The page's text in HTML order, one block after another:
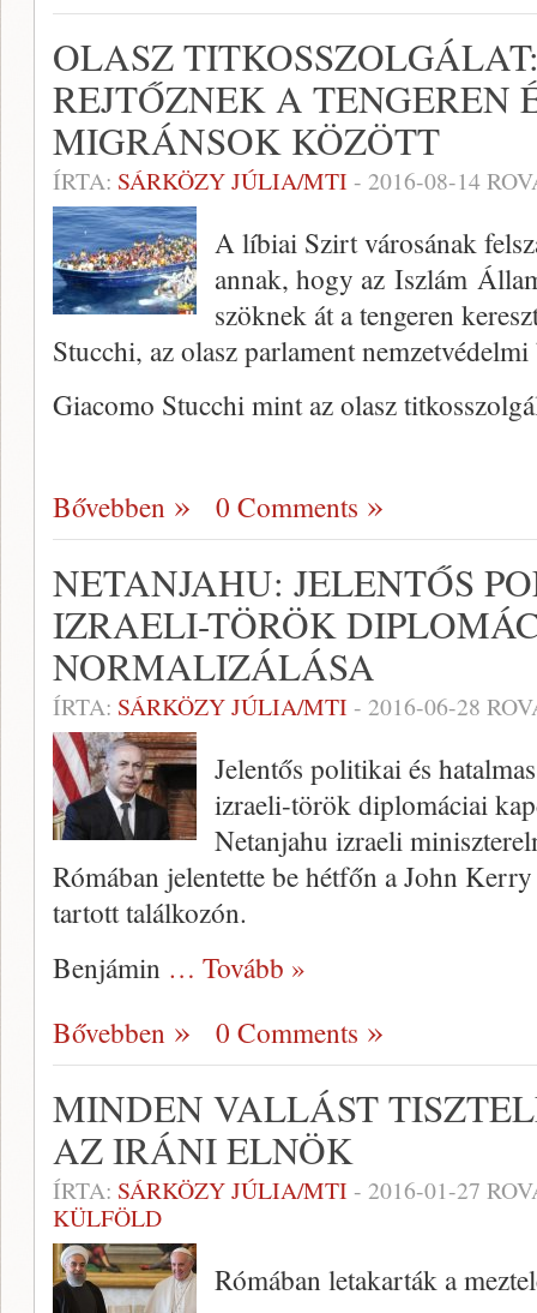
OLASZ
REJTŐZNEK A TENGEREN
MIGRÁNSOK KÖZÖTT
ÍRTA: SÁRKÖZY JÚLIA/MTI - 2016-08-14
A líbiai Szirt városának
annak, hogy az Iszlám
szöknek át a tengeren
Stucchi, az olasz parlament
Giacomo Stucchi mint az olasz
Bővebben 0 Comments
NETANJAHU: JELENTŐS
IZRAELI-TÖRÖK
NORMALIZÁLÁSA
ÍRTA: SÁRKÖZY JÚLIA/MTI - 2016-06-28
Jelentős politikai és
izraeli-török diplomáciai
Netanjahu izraeli
Rómában jelentette be hétfőn a John
tartott találkozón.
Benjámin … Tovább »
Bővebben
0 Comments
MINDEN VALLÁST
AZ IRÁNI ELNÖK
ÍRTA: SÁRKÖZY JÚLIA/MTI - 2016-01-27
KÜLFÖLD
Rómában letakarták a